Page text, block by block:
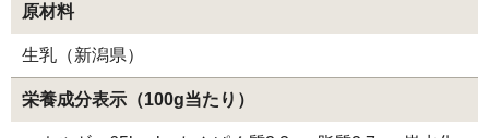
プライバシーポリシー
お問い合わせ
原材料
生乳（新潟県）
栄養成分表示（100g当たり）